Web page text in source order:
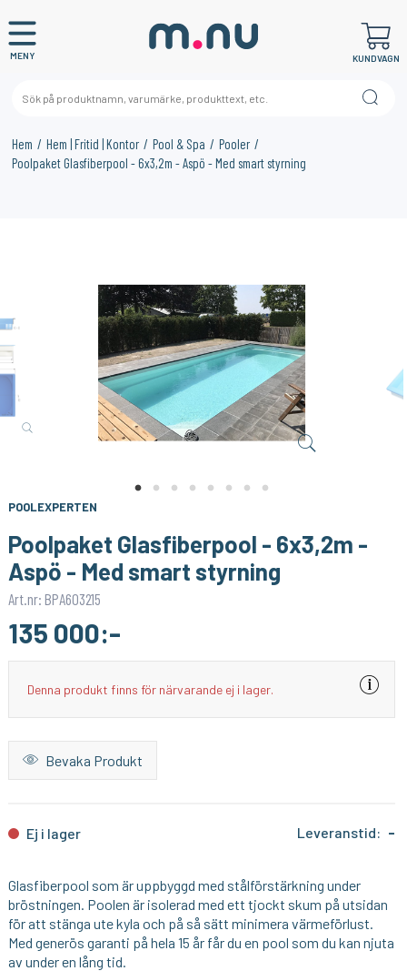
MENY KUNDVAGN
Hem Hem | Fritid | Kontor Pool & Spa
Pooler
Poolpaket Glasfiberpool - 6x3,2m - Aspö - Med smart styrning
POOLEXPERTEN
Poolpaket Glasfiberpool - 6x3,2m -
Aspö - Med smart styrning
Art.nr: BPA603215
135 000:-
Denna produkt finns för närvarande ej i lager.
Bevaka Produkt
Ej i lager Leveranstid: -
Glasfiberpool som är uppbyggd med stålförstärkning under
bröstningen. Poolen är isolerad med ett tjockt skum på utsidan
för att stänga ute kyla och på så sätt minimera värmeförlust.
Med generös garanti på hela 15 år får du en pool som du kan njuta
av under en lång tid.